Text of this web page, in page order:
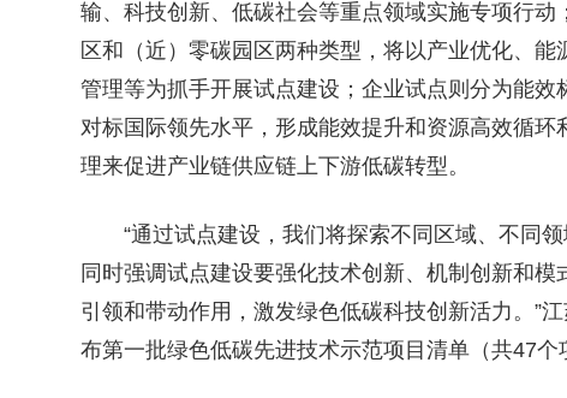
输、科技创新、低碳社会等重点领域实施专项行
区和（近）零碳园区两种类型，将以产业优化、
管理等为抓手开展试点建设；企业试点则分为能
对标国际领先水平，形成能效提升和资源高效循
理来促进产业链供应链上下游低碳转型。
“通过试点建设，我们将探索不同区域、不同领
同时强调试点建设要强化技术创新、机制创新和
引领和带动作用，激发绿色低碳科技创新活力。”
布第一批绿色低碳先进技术示范项目清单（共47